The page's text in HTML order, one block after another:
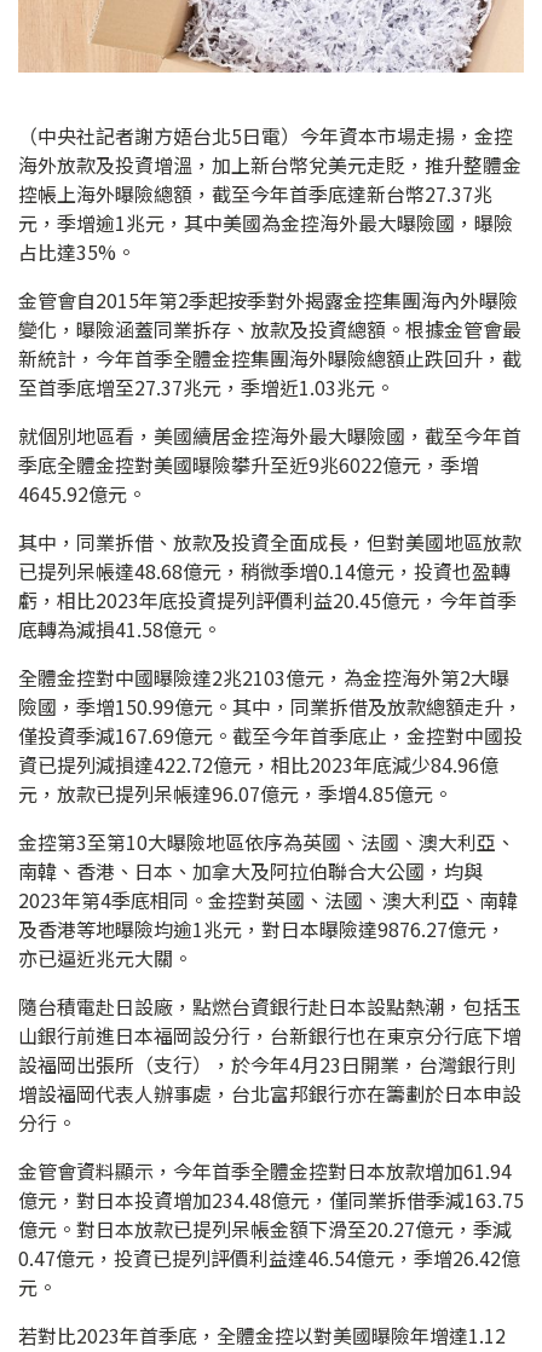
（中央社記者謝方娪台北5日電）今年資本市場走揚，金控
海外放款及投資增溫，加上新台幣兌美元走貶，推升整體金
控帳上海外曝險總額，截至今年首季底達新台幣27.37兆
元，季增逾1兆元，其中美國為金控海外最大曝險國，曝險
占比達35%。
金管會自2015年第2季起按季對外揭露金控集團海內外曝險
變化，曝險涵蓋同業拆存、放款及投資總額。根據金管會最
新統計，今年首季全體金控集團海外曝險總額止跌回升，截
至首季底增至27.37兆元，季增近1.03兆元。
就個別地區看，美國續居金控海外最大曝險國，截至今年首
季底全體金控對美國曝險攀升至近9兆6022億元，季增
4645.92億元。
其中，同業拆借、放款及投資全面成長，但對美國地區放款
已提列呆帳達48.68億元，稍微季增0.14億元，投資也盈轉
虧，相比2023年底投資提列評價利益20.45億元，今年首季
底轉為減損41.58億元。
全體金控對中國曝險達2兆2103億元，為金控海外第2大曝
險國，季增150.99億元。其中，同業拆借及放款總額走升，
僅投資季減167.69億元。截至今年首季底止，金控對中國投
資已提列減損達422.72億元，相比2023年底減少84.96億
元，放款已提列呆帳達96.07億元，季增4.85億元。
金控第3至第10大曝險地區依序為英國、法國、澳大利亞、
南韓、香港、日本、加拿大及阿拉伯聯合大公國，均與
2023年第4季底相同。金控對英國、法國、澳大利亞、南韓
及香港等地曝險均逾1兆元，對日本曝險達9876.27億元，
亦已逼近兆元大關。
隨台積電赴日設廠，點燃台資銀行赴日本設點熱潮，包括玉
山銀行前進日本福岡設分行，台新銀行也在東京分行底下增
設福岡出張所（支行），於今年4月23日開業，台灣銀行則
增設福岡代表人辦事處，台北富邦銀行亦在籌劃於日本申設
分行。
金管會資料顯示，今年首季全體金控對日本放款增加61.94
億元，對日本投資增加234.48億元，僅同業拆借季減163.75
億元。對日本放款已提列呆帳金額下滑至20.27億元，季減
0.47億元，投資已提列評價利益達46.54億元，季增26.42億
元。
若對比2023年首季底，全體金控以對美國曝險年增達1.12